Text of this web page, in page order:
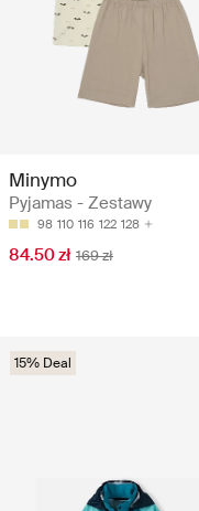
Minymo
Pyjamas - Zestawy
98 110 116 122 128
84.50 zł 169 zł
15% Deal